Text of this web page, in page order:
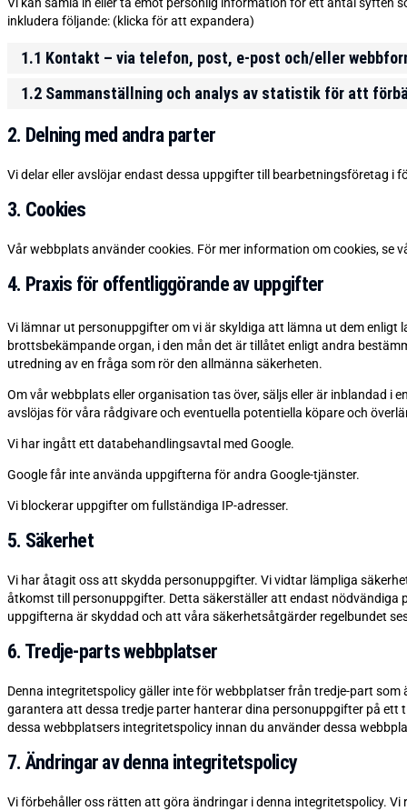
inkludera följande: (klicka för att expandera)
1.1 Kontakt – via telefon, post, e-post och/eller
1.2 Sammanställning och analys av statistik för att
2. Delning med andra parter
Vi delar eller avslöjar endast dessa uppgifter till bearbetningsföretag i
3. Cookies
Vår webbplats använder cookies. För mer information om cookies, se
4. Praxis för offentliggörande av uppgifter
Vi lämnar ut personuppgifter om vi är skyldiga att lämna ut dem enligt
brottsbekämpande organ, i den mån det är tillåtet enligt andra
utredning av en fråga som rör den allmänna säkerheten.
Om vår webbplats eller organisation tas över, säljs eller är inblandad i
avslöjas för våra rådgivare och eventuella potentiella köpare och
Vi har ingått ett databehandlingsavtal med Google.
Google får inte använda uppgifterna för andra Google-tjänster.
Vi blockerar uppgifter om fullständiga IP-adresser.
5. Säkerhet
Vi har åtagit oss att skydda personuppgifter. Vi vidtar lämpliga
åtkomst till personuppgifter. Detta säkerställer att endast nödvändiga
uppgifterna är skyddad och att våra säkerhetsåtgärder regelbundet
6. Tredje-parts webbplatser
Denna integritetspolicy gäller inte för webbplatser från tredje-part
garantera att dessa tredje parter hanterar dina personuppgifter på
dessa webbplatsers integritetspolicy innan du använder dessa
7. Ändringar av denna integritetspolicy
Vi förbehåller oss rätten att göra ändringar i denna integritetspolicy.